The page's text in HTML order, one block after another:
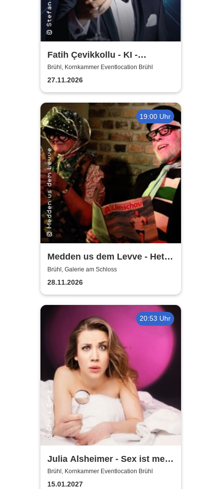
Fatih Çevikkollu - KI -
Kritische Intelligenz
Brühl, Kornkammer Eventlocation Brühl
27.11.2026
19:00 Uhr
Medden us dem Levve - Het
jet un do jet
Brühl, Galerie am Schloss
28.11.2026
20:53 Uhr
Julia Alsheimer - Sex ist mehr
als nur 'ne Nummer
Brühl, Kornkammer Eventlocation Brühl
15.01.2027